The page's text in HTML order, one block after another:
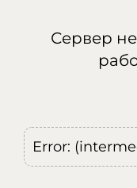
Сервер